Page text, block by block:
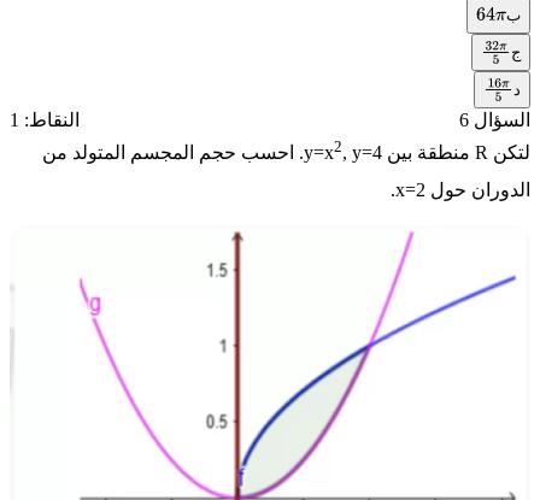
ب
64π
ج 32π
5
16π
5
السؤال 6
النقاط: 1
لتكن R منطقة بين
y=x2 , y=4
. احسب حجم المجسم المتولد من
الدوران حول x=2
.